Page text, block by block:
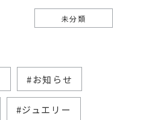
未分類
#お知らせ
#ジュエリー